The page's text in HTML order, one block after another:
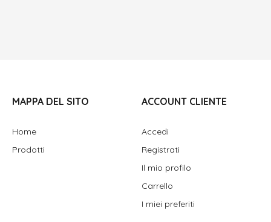
MAPPA DEL SITO
Home
Prodotti
ACCOUNT CLIENTE
Accedi
Registrati
Il mio profilo
Carrello
I miei preferiti